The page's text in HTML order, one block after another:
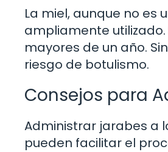
La miel, aunque no es
ampliamente
mayores de un año.
riesgo de botulismo.
Consejos para
Administrar jarabes a
pueden facilitar el